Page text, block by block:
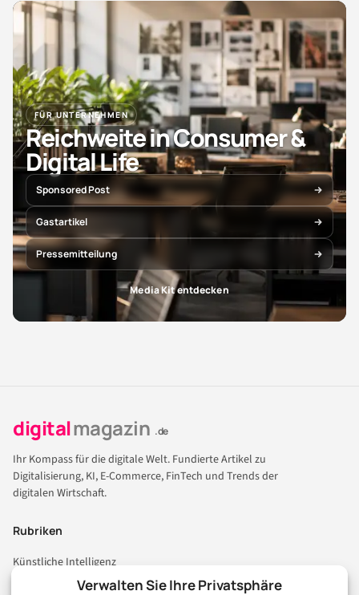
Verwalten Sie Ihre Privatsphäre
FÜR UNTERNEHMEN
Reichweite in Consumer &
Digital Life
Sponsored Post
Gastartikel
Pressemitteilung
Media Kit entdecken
digitalmagazin .de
Ihr Kompass für die digitale Welt. Fundierte Artikel zu
Digitalisierung, KI, E-Commerce, FinTech und Trends der
digitalen Wirtschaft.
Rubriken
Künstliche Intelligenz
Technologie & IT